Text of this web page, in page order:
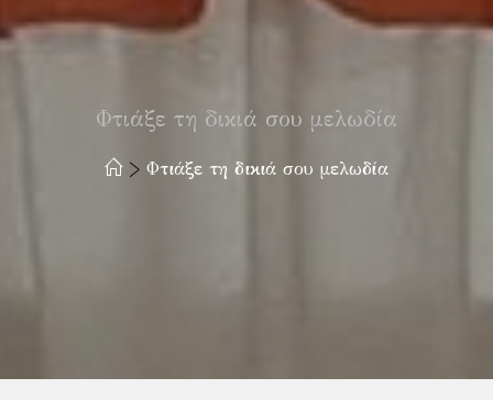
Φτιάξε τη δικιά σου μελωδία
> Φτιάξε τη δικιά σου μελωδία